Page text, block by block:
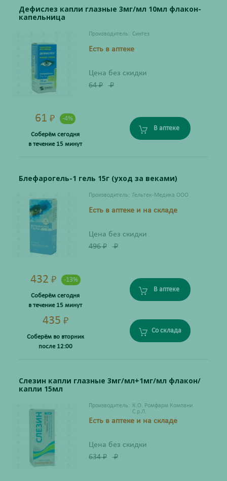
Дефислез капли глазные 3мг/мл 10мл флакон-
капельница
Производитель: Синтез
Есть в аптеке
Цена без скидки
64₽ ₽
61 ₽ -4%
Соберём сегодня
в течение 15 минут
В аптеке
Блефарогель-1 гель 15г (уход за веками)
Производитель: Гельтек-Медика ООО
Есть в аптеке и на складе
Цена без скидки
496₽ ₽
432 ₽ -13%
Соберём сегодня
в течение 15 минут
В аптеке
435 ₽
Соберём во вторник
после 12:00
Со склада
Слезин капли глазные 3мг/мл+1мг/мл флакон/
капли 15мл
Производитель: К.О. Ромфарм Компани
С.р.Л.
Есть в аптеке и на складе
Цена без скидки
634₽ ₽